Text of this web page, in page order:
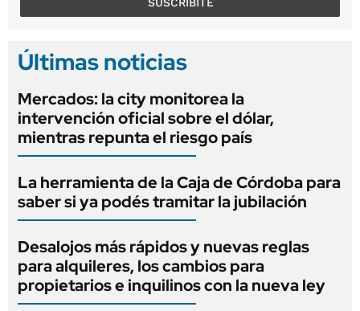
Últimas noticias
Mercados: la city monitorea la
intervención oficial sobre el dólar,
mientras repunta el riesgo país
La herramienta de la Caja de Córdoba para
saber si ya podés tramitar la jubilación
Desalojos más rápidos y nuevas reglas
para alquileres, los cambios para
propietarios e inquilinos con la nueva ley